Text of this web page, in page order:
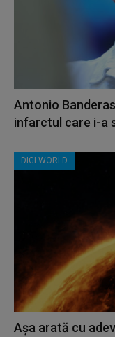
Antonio
infarctul care i-a
DIGI WORLD
Așa arată cu